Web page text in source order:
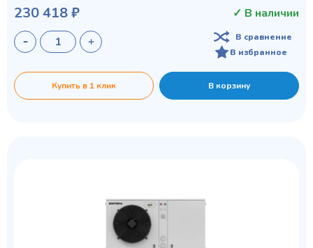
230 418 ₽
✓ В наличии
В сравнение
В избранное
Купить в 1 клик В корзину